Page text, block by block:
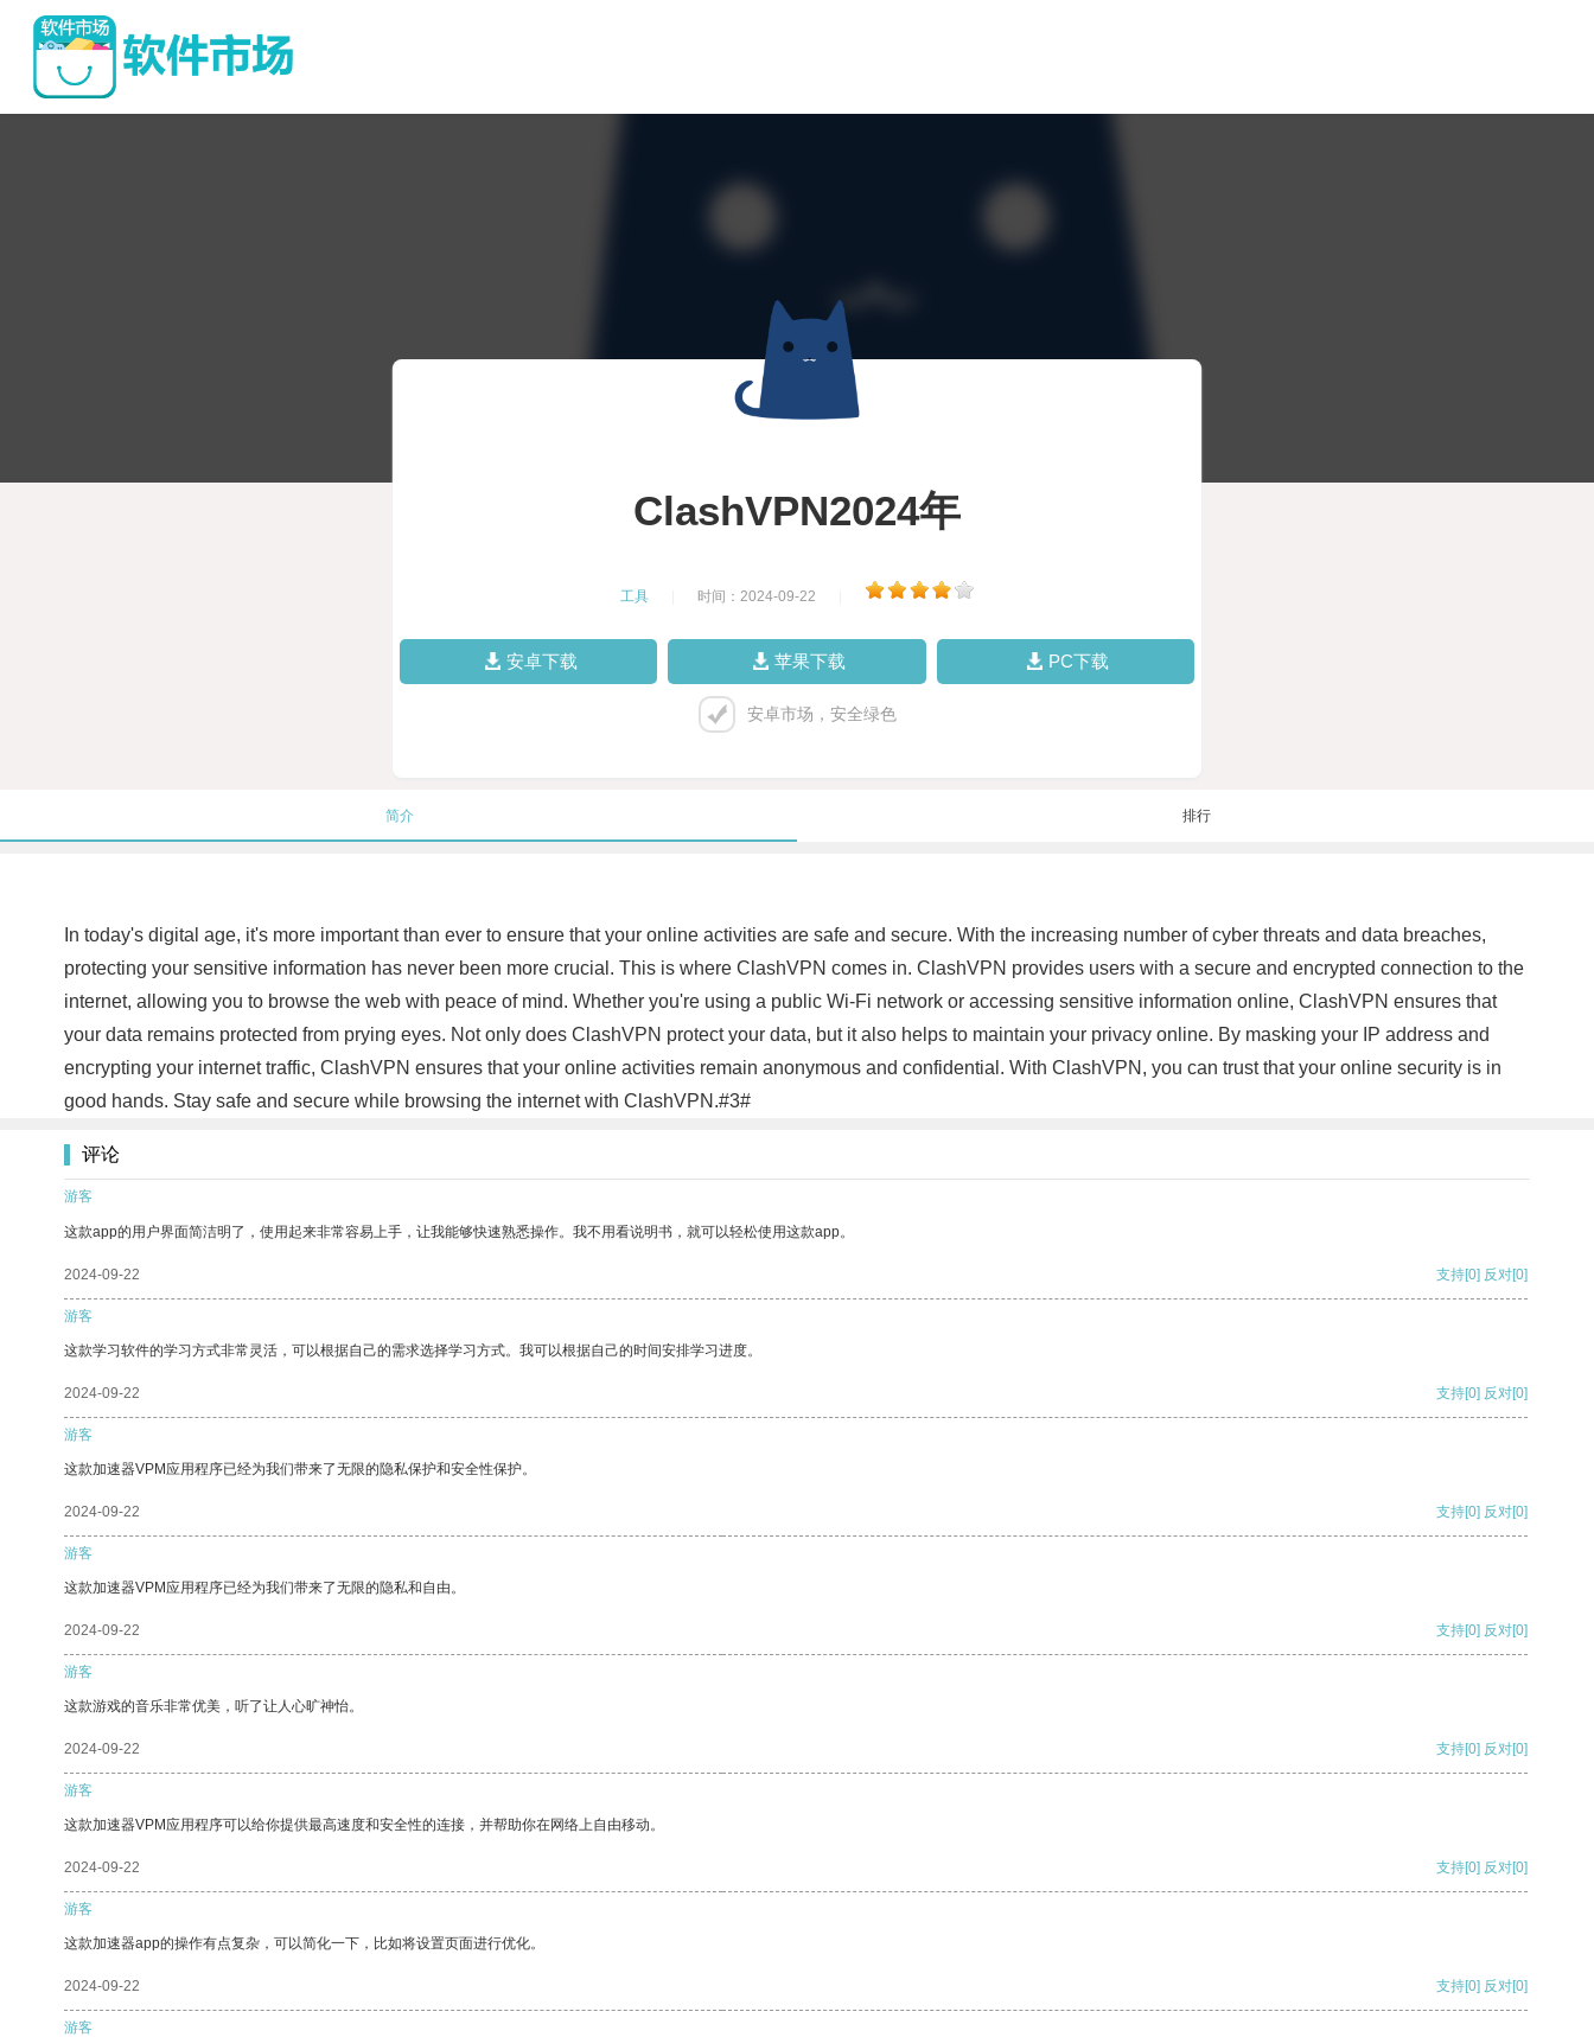
ClashVPN2024年
工具 时间：2024-09-22
安卓下载 苹果下载 PC下载
安卓市场，安全绿色
简介 排行
In today's digital age, it's more important than ever to ensure that your online activities are safe and secure. With the increasing number of cyber threats and data breaches,
protecting your sensitive information has never been more crucial. This is where ClashVPN comes in. ClashVPN provides users with a secure and encrypted connection to the
internet, allowing you to browse the web with peace of mind. Whether you're using a public Wi-Fi network or accessing sensitive information online, ClashVPN ensures that
your data remains protected from prying eyes. Not only does ClashVPN protect your data, but it also helps to maintain your privacy online. By masking your IP address and
encrypting your internet traffic, ClashVPN ensures that your online activities remain anonymous and confidential. With ClashVPN, you can trust that your online security is in
good hands. Stay safe and secure while browsing the internet with ClashVPN.#3#
评论
游客
这款app的用户界面简洁明了，使用起来非常容易上手，让我能够快速熟悉操作。我不用看说明书，就可以轻松使用这款app。
2024-09-22 支持[0] 反对[0]
游客
这款学习软件的学习方式非常灵活，可以根据自己的需求选择学习方式。我可以根据自己的时间安排学习进度。
2024-09-22 支持[0] 反对[0]
游客
这款加速器VPM应用程序已经为我们带来了无限的隐私保护和安全性保护。
2024-09-22 支持[0] 反对[0]
游客
这款加速器VPM应用程序已经为我们带来了无限的隐私和自由。
2024-09-22 支持[0] 反对[0]
游客
这款游戏的音乐非常优美，听了让人心旷神怡。
2024-09-22 支持[0] 反对[0]
游客
这款加速器VPM应用程序可以给你提供最高速度和安全性的连接，并帮助你在网络上自由移动。
2024-09-22 支持[0] 反对[0]
游客
这款加速器app的操作有点复杂，可以简化一下，比如将设置页面进行优化。
2024-09-22 支持[0] 反对[0]
游客